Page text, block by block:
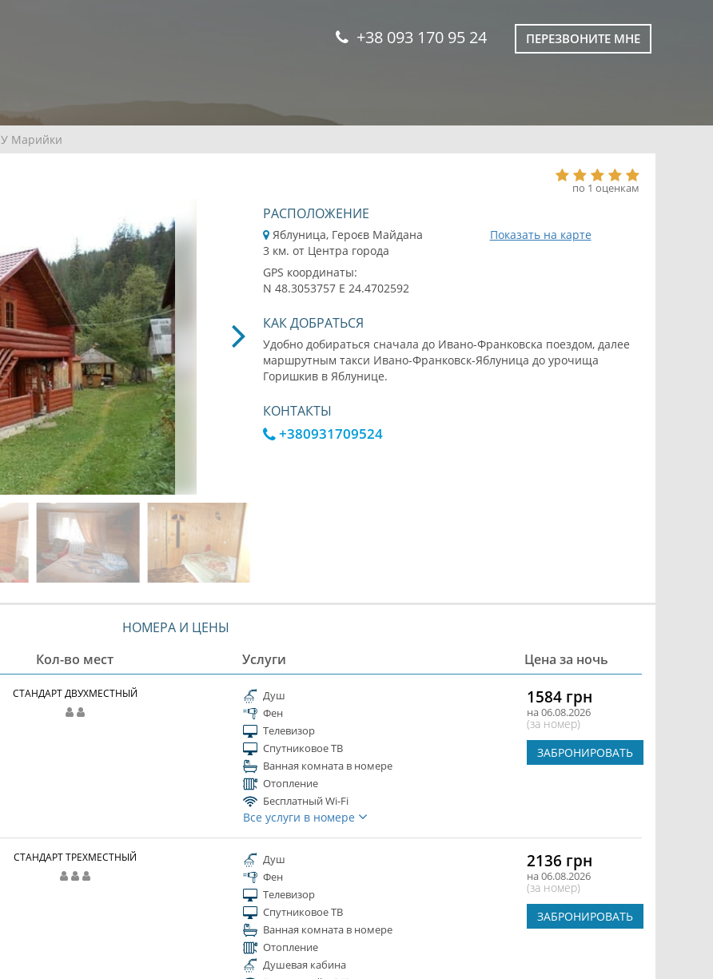
+38 093 170 95 24 ПЕРЕЗВОНИТЕ МНЕ
У Марийки
по 1 оценкам
РАСПОЛОЖЕНИЕ
Яблуница, Героєв Майдана
Показать на карте
3 км. от Центра города
GPS координаты:
N 48.3053757 E 24.4702592
КАК ДОБРАТЬСЯ
Удобно добираться сначала до Ивано-Франковска поездом, далее
маршрутным такси Ивано-Франковск-Яблуница до урочища
Горишкив в Яблунице.
КОНТАКТЫ
+380931709524
НОМЕРА И ЦЕНЫ
Кол-во мест Услуги Цена за ночь
СТАНДАРТ ДВУХМЕСТНЫЙ
Душ
Фен
Телевизор
Спутниковое ТВ
Ванная комната в номере
Отопление
Бесплатный Wi-Fi
Все услуги в номере
1584 грн
на 06.08.2026
(за номер)
ЗАБРОНИРОВАТЬ
СТАНДАРТ ТРЕХМЕСТНЫЙ
Душ
Фен
Телевизор
Спутниковое ТВ
Ванная комната в номере
Отопление
Душевая кабина
2136 грн
на 06.08.2026
(за номер)
ЗАБРОНИРОВАТЬ